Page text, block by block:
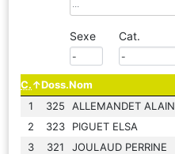
Sexe Cat.
C. Doss.Nom
1
325 ALLEMANDET ALAIN
2
323 PIGUET ELSA
3
321 JOULAUD PERRINE